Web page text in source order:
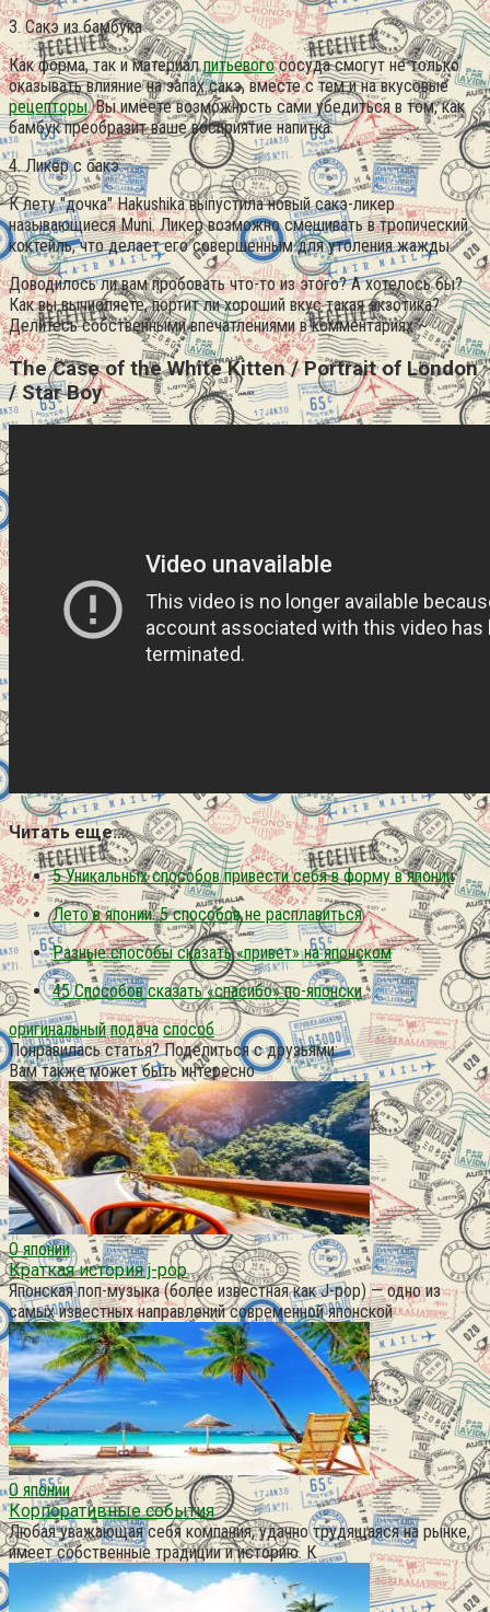
3. Сакэ из бамбука
Как форма, так и материалпитьевогососуда смогут не только
оказывать влияние на запах сакэ, вместе с тем и на вкусовые
рецепторы. Вы имеете возможность сами убедиться в том, как
бамбук преобразит ваше восприятие напитка.
4. Ликер с сакэ
К лету "дочка" Hakushika выпустила новый сакэ-ликер
называющиеся Muni. Ликер возможно смешивать в тропический
коктейль, что делает его совершенным для утоления жажды.
Доводилось ли вам пробовать что-то из этого? А хотелось бы?
Как вы вычисляете, портит ли хороший вкус такая экзотика?
Делитесь собственными впечатлениями в комментариях ~
The Case of the White Kitten / Portrait of London
/ Star Boy
Читать еще…
5 Уникальных способов привести себя в форму в японии
Лето в японии: 5 способов не расплавиться
Разные способы сказать «привет» на японском
45 Способов сказать «спасибо» по-японски
оригинальный подача способ
Понравилась статья? Поделиться с друзьями:
Вам также может быть интересно
О японии
Краткая история j-pop
Японская поп-музыка (более известная как J-pop) — одно из
самых известных направлений современной японской
О японии
Корпоративные события
Любая уважающая себя компания, удачно трудящаяся на рынке,
имеет собственные традиции и историю. К